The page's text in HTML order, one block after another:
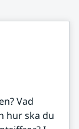
Vad
hur ska du